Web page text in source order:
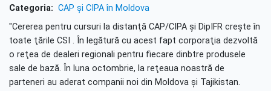
Categoria: CAP şi CIPA în Moldova
"Cererea pentru cursuri la distanţă CAP/CIPA şi DipIFR creşte în
toate ţările CSI . În legătură cu acest fapt corporaţia dezvoltă
o reţea de dealeri regionali pentru fiecare dinbtre produsele
sale de bază. În luna octombrie, la reţeaua noastră de
parteneri au aderat companii noi din Moldova şi Tajikistan.